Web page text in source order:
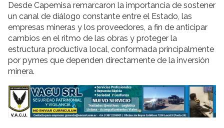
Desde Capemisa remarcaron la importancia de sostener
un canal de diálogo constante entre el Estado, las
empresas mineras y los proveedores, a fin de anticipar
cambios en el ritmo de las obras y proteger la
estructura productiva local, conformada principalmente
por pymes que dependen directamente de la inversión
minera.